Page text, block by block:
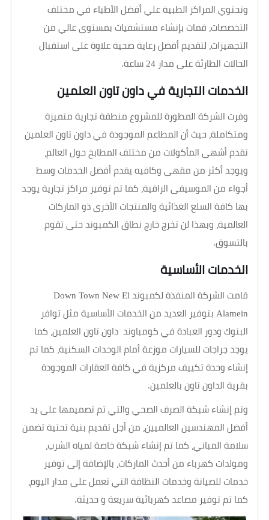
وتحتوي المراكز الطبية علي أفضل الأطباء في مختلف
التخصصات، قمات بإنشاء مستشفيات بمستوى عالي من
التجهيزات، لتقديم أفضل رعاية صحية علاوة على استقبال
الحالات الطارئة على مدار 24 ساعة.
الخدمات التجارية في داون تاون العلمين
وفرت الشركة المطورة للمشروع منطقة تجارية متميزة
ومتكاملة، حيث أن المطاعم الموجودة في داون تاون العلمين
تقدم أشهى المأكولات من مختلف المطابخ حول العالم،
ويوجد أكثر من مقهى وكافيه يقدم أفضل الخدمات وسط
أجواء من الموسيقى الراقية، كما تم توفير مراكز تجارية يوجد
بها كافة السلع الغذائية والمنتجات الأخرى ذو الماركات
العالمية، وبهذا لن تخرج خارج نطاق الكمبوند حتى تقوم
بالتسوق.
الخدمات الأساسية
قامت الشركة المنفذة لكمبوند Down Town New El
Alamein بتوفير العديد من الخدمات الأساسية مثل توافر
البنوك ودور العبادة في كومباوند داون تاون العلمين، كما
يوجد جراجات للسيارات موزعة أمام الوحدات السكنية، كما تم
إنشاء وحدة تكييف مركزية في كافة العقارات الموجودة
بقرية الداون تاون بالعلمين.
وتم إنشاء شبكة الصرف الصحي والتي تم تصميمها على يد
أفضل المهندسين العالميين، من أجل تقديم بنية تحتية تضمن
سلامة المباني، كما تم إنشاء شبكة خاصة لمياه الشرب،
ومولدات كهرباء من أحدث الماركات، بالإضافة إلى توفير
خدمات للصيانة وخدمات النظافة التي تعمل على مدار اليوم،
كما تم توفير مصاعد كهربائية سريعة و حديثة.